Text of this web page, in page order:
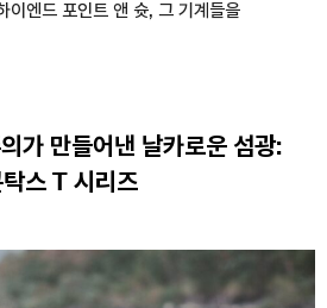
이엔드 포인트 앤 슛, 그 기계들을
가 만들어낸 날카로운 섬광:
스 T 시리즈